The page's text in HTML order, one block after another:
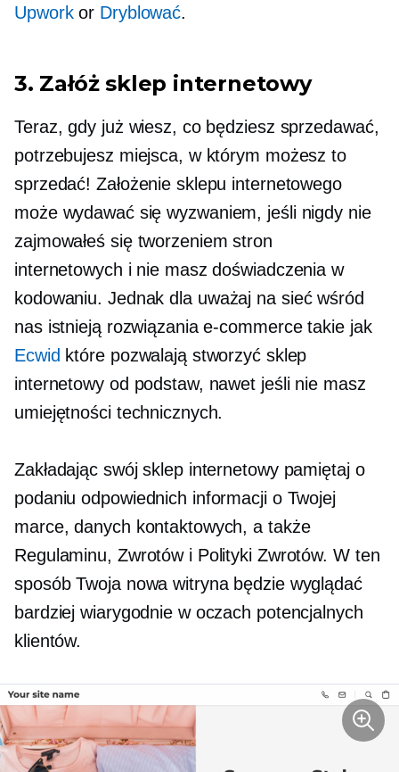
Upworkor Dryblować.
3. Załóż sklep internetowy
Teraz, gdy już wiesz, co będziesz sprzedawać,
potrzebujesz miejsca, w którym możesz to
sprzedać! Założenie sklepu internetowego
może wydawać się wyzwaniem, jeśli nigdy nie
zajmowałeś się tworzeniem stron
internetowych i nie masz doświadczenia w
kodowaniu. Jednak dla uważaj na siećwśród
nas istnieją rozwiązania e-commerce takie jak
Ecwid które pozwalają stworzyć sklep
internetowy od podstaw, nawet jeśli nie masz
umiejętności technicznych.
Zakładając swój sklep internetowy pamiętaj o
podaniu odpowiednich informacji o Twojej
marce, danych kontaktowych, a także
Regulaminu, Zwrotów i Polityki Zwrotów. W ten
sposób Twoja nowa witryna będzie wyglądać
bardziej wiarygodnie w oczach potencjalnych
klientów.